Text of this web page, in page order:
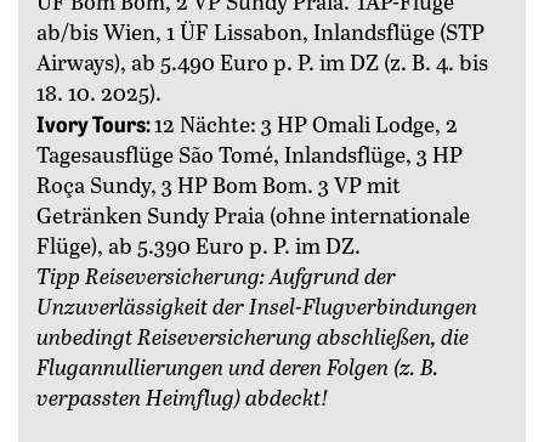
ab/bis Wien, 1 ÜF Lissabon, Inlandsflüge (STP
Airways), ab 5.490 Euro p. P. im DZ (z. B. 4. bis
18. 10. 2025).
Ivory Tours:12 Nächte: 3 HP Omali Lodge, 2
Tagesausflüge São Tomé, Inlandsflüge, 3 HP
Roça Sundy, 3 HP Bom Bom. 3 VP mit
Getränken Sundy Praia (ohne internationale
Flüge), ab 5.390 Euro p. P. im DZ.
Tipp Reiseversicherung: Aufgrund der
Unzuverlässigkeit der Insel-Flugverbindungen
unbedingt Reiseversicherung abschließen, die
Flugannullierungen und deren Folgen (z. B.
verpassten Heimflug) ­abdeckt!